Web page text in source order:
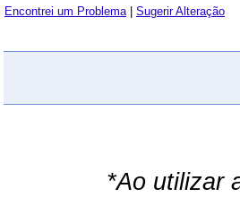
Encontrei um Problema| Sugerir Alteração
*Ao utilizar